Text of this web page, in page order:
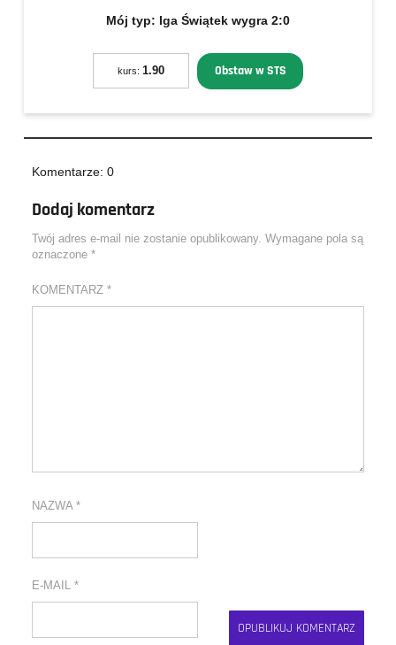
Mój typ: Iga Świątek wygra 2:0
kurs: 1.90 Obstaw w STS
Komentarze: 0
Dodaj komentarz
Twój adres e-mail nie zostanie opublikowany. Wymagane pola są
oznaczone *
KOMENTARZ *
NAZWA *
E-MAIL *